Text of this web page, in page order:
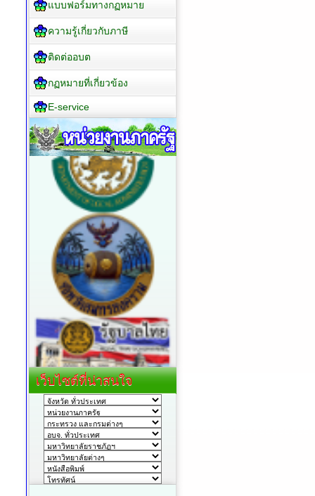
แบบฟอร์มทางกฏหมาย
ความรู้เกี่ยวกับภาษี
ติดต่ออบต
กฏหมายที่เกี่ยวข้อง
E-service
เว็บไซต์ที่น่าสนใจ